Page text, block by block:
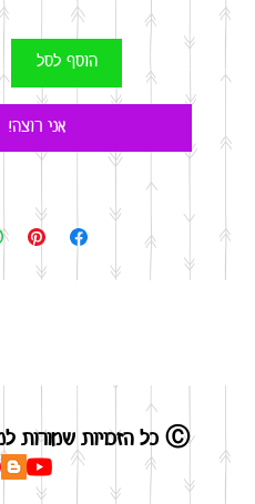
הוסף לסל
אני רוצה!
כל הזכויות שמורות למיטל כספי בורשטין Ⓒ